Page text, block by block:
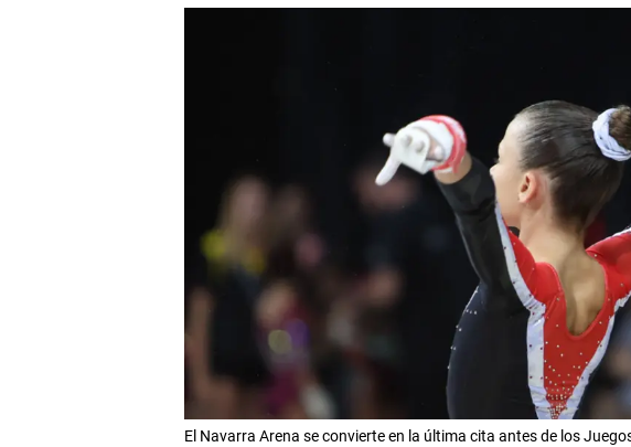
El Navarra Arena se convierte en la última cita antes de los